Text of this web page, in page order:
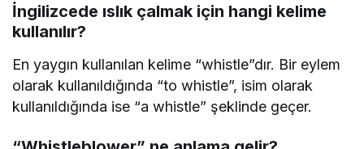
İngilizcede ıslık çalmak için hangi kelime
kullanılır?
En yaygın kullanılan kelime “whistle”dır. Bir eylem
olarak kullanıldığında “to whistle”, isim olarak
kullanıldığında ise “a whistle” şeklinde geçer.